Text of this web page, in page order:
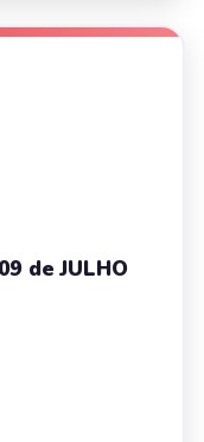
de JULHO